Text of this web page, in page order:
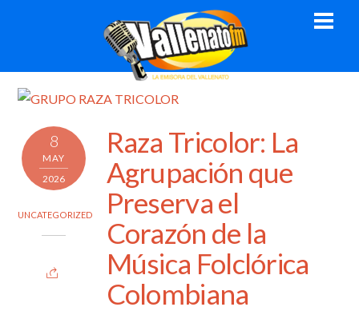
8
MAY
2026
UNCATEGORIZED
Raza Tricolor: La
Agrupación que
Preserva el
Corazón de la
Música Folclórica
Colombiana